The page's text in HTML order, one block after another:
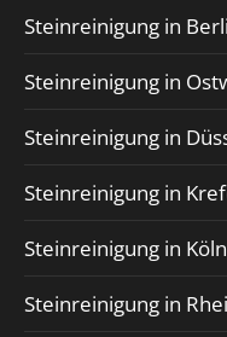
Steinreinigung in
Steinreinigung in
Steinreinigung in
Steinreinigung in
Steinreinigung in
Steinreinigung in